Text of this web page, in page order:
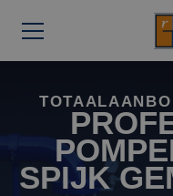
SPIJK